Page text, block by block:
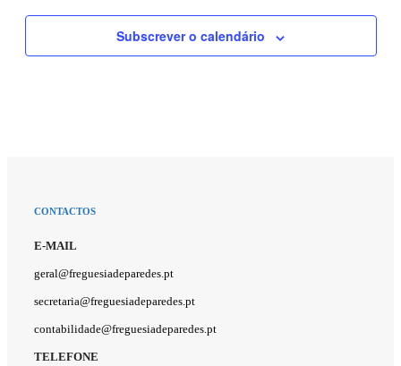
Subscrever o calendário
CONTACTOS
E-MAIL
geral@freguesiadeparedes.pt
secretaria@freguesiadeparedes.pt
contabilidade@freguesiadeparedes.pt
TELEFONE